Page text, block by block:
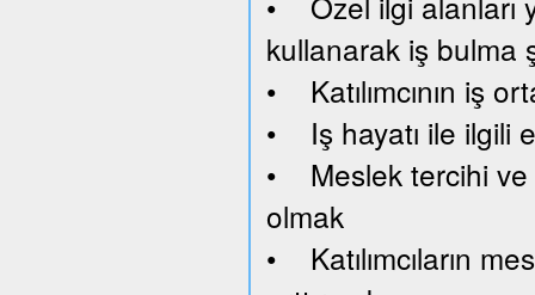
kullanarak iş bulma
• Katılımcının iş
• Iş hayatı ile ilgili
• Meslek tercihi ve
olmak
• Katılımcıların